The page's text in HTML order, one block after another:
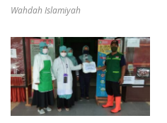
Wahdah Islamiyah